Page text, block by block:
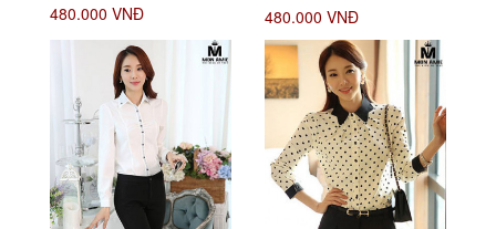
480.000 VNĐ 480.000 VNĐ